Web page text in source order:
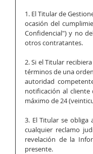
1. El Titular de
ocasión del
Confidencial") y no
otros contratantes.
2. Si el Titular
términos de una
autoridad
notificación al
máximo de 24
3. El Titular se
cualquier reclamo
revelación de la
presente.